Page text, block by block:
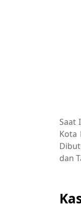
Saat
Kota
dan